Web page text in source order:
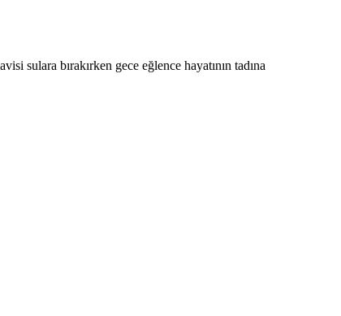
sulara bırakırken gece eğlence hayatının tadına